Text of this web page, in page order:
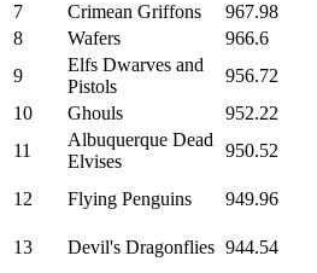
7
Crimean Griffons 967.98
8
Wafers 966.6
9
Elfs Dwarves and
Pistols
956.72
10
Ghouls 952.22
11
Albuquerque Dead
Elvises
950.52
12 Flying Penguins 949.96
13
Devil's Dragonflies 944.54